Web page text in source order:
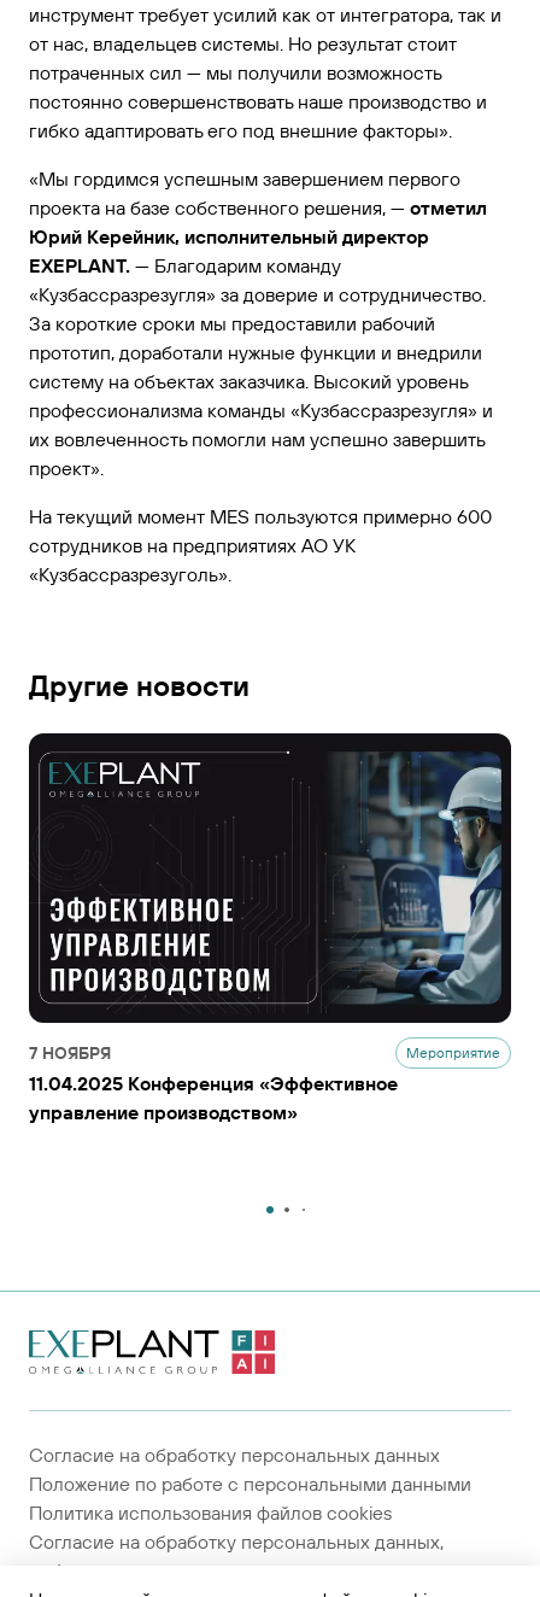
инструмент требует усилий как от интегратора, так и
от нас, владельцев системы. Но результат стоит
потраченных сил — мы получили возможность
постоянно совершенствовать наше производство и
гибко адаптировать его под внешние факторы».
«Мы гордимся успешным завершением первого
проекта на базе собственного решения, — отметил
Юрий Керейник, исполнительный директор
EXEPLANT. — Благодарим команду
«Кузбассразрезугля» за доверие и сотрудничество.
За короткие сроки мы предоставили рабочий
прототип, доработали нужные функции и внедрили
систему на объектах заказчика. Высокий уровень
профессионализма команды «Кузбассразрезугля» и
их вовлеченность помогли нам успешно завершить
проект».
На текущий момент MES пользуются примерно 600
сотрудников на предприятиях АО УК
«Кузбассразрезуголь».
Другие новости
7 НОЯБРЯ Мероприятие
11.04.2025 Конференция «Эффективное
управление производством»
На главную
страницу
Согласие на обработку персональных данных
Положение по работе с персональными данными
Политика использования файлов cookies
Согласие на обработку персональных данных,
собираемых метрическими системами